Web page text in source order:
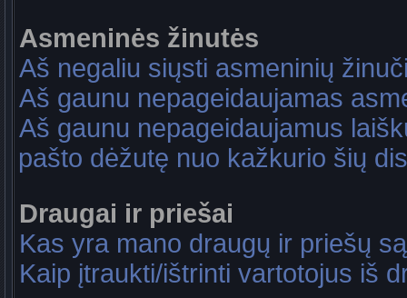
Asmeninės žinutės
Aš negaliu siųsti asmeninių
Aš gaunu nepageidaujamas
Aš gaunu nepageidaujamus
pašto dėžutę nuo kažkurio šių
Draugai ir priešai
Kas yra mano draugų ir priešų
Kaip įtraukti/ištrinti vartotojus iš